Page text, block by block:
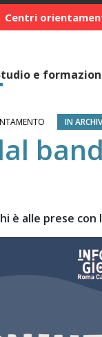
Centri
e
IN
è alle prese